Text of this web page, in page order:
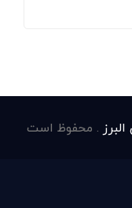
. محفوظ است